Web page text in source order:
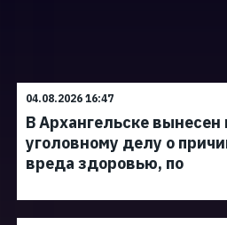
04.08.2026 16:47
В Архангельске вынесен
уголовному делу о
вреда здоровью, по